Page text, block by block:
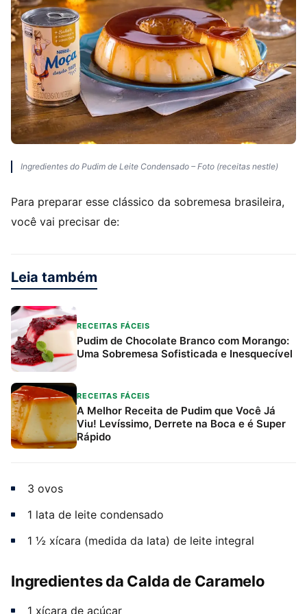
Ingredientes do Pudim de Leite Condensado – Foto (receitas nestle)
Para preparar esse clássico da sobremesa brasileira,
você vai precisar de:
Leia também
RECEITAS FÁCEIS
Pudim de Chocolate Branco com Morango:
Uma Sobremesa Sofisticada e Inesquecível
RECEITAS FÁCEIS
A Melhor Receita de Pudim que Você Já
Viu! Levíssimo, Derrete na Boca e é Super
Rápido
3 ovos
1 lata de leite condensado
1 ½ xícara (medida da lata) de leite integral
Ingredientes da Calda de Caramelo
1 xícara de açúcar